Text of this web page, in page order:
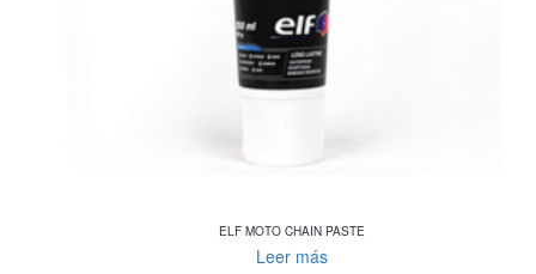
ELF MOTO CHAIN PASTE
Leer más